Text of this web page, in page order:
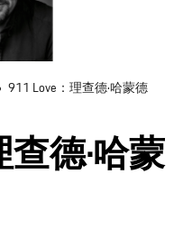
911 Love：理查德·哈蒙德
德·哈蒙